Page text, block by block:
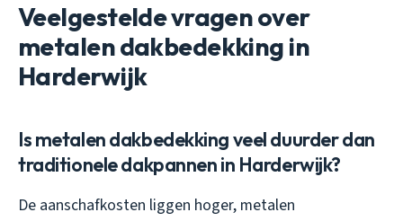
Veelgestelde vragen over
metalen dakbedekking in
Harderwijk
Is metalen dakbedekking veel duurder dan
traditionele dakpannen in Harderwijk?
De aanschafkosten liggen hoger, metalen